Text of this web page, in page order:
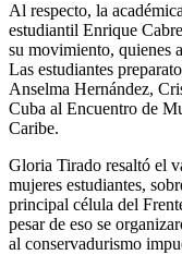
Al respecto, la
estudiantil Enrique
su movimiento, quienes
Las estudiantes
Anselma Hernández,
Cuba al Encuentro de
Caribe.
Gloria Tirado resaltó el
mujeres estudiantes,
principal célula del
pesar de eso se
al conservadurismo